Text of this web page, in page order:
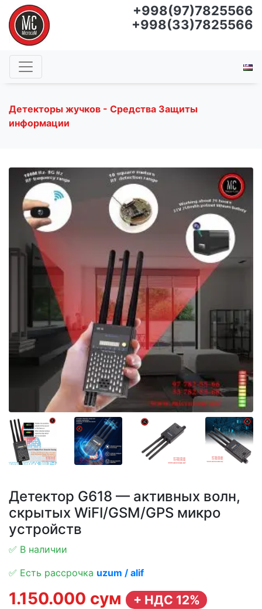
+998(97)7825566
+998(33)7825566
Детекторы жучков - Средства Защиты
информации
Детектор G618 — активных волн,
скрытых WiFI/GSM/GPS микро
устройств
✅ В наличии
✅ Есть рассрочка uzum / alif
1.150.000 сум + НДС 12%